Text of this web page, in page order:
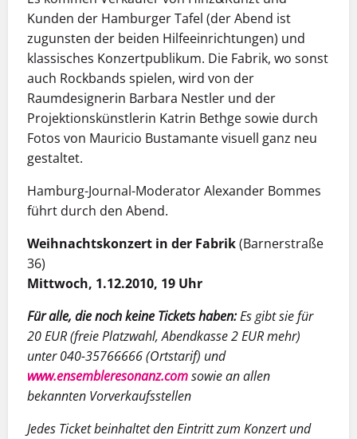
Kunden der Hamburger Tafel (der Abend ist
zugunsten der beiden Hilfeeinrichtungen) und
klassisches Konzertpublikum. Die Fabrik, wo sonst
auch Rockbands spielen, wird von der
Raumdesignerin Barbara Nestler und der
Projektionskünstlerin Katrin Bethge sowie durch
Fotos von Mauricio Bustamante visuell ganz neu
gestaltet.
Hamburg-Journal-Moderator Alexander Bommes
führt durch den Abend.
Weihnachtskonzert in der Fabrik(Barnerstraße
36)
Mittwoch, 1.12.2010, 19 Uhr
Für alle, die noch keine Tickets haben:Es gibt sie für
20 EUR (freie Platzwahl, Abendkasse 2 EUR mehr)
unter 040-35766666 (Ortstarif) und
www.ensembleresonanz.comsowie an allen
bekannten Vorverkaufsstellen
Jedes Ticket beinhaltet den Eintritt zum Konzert und